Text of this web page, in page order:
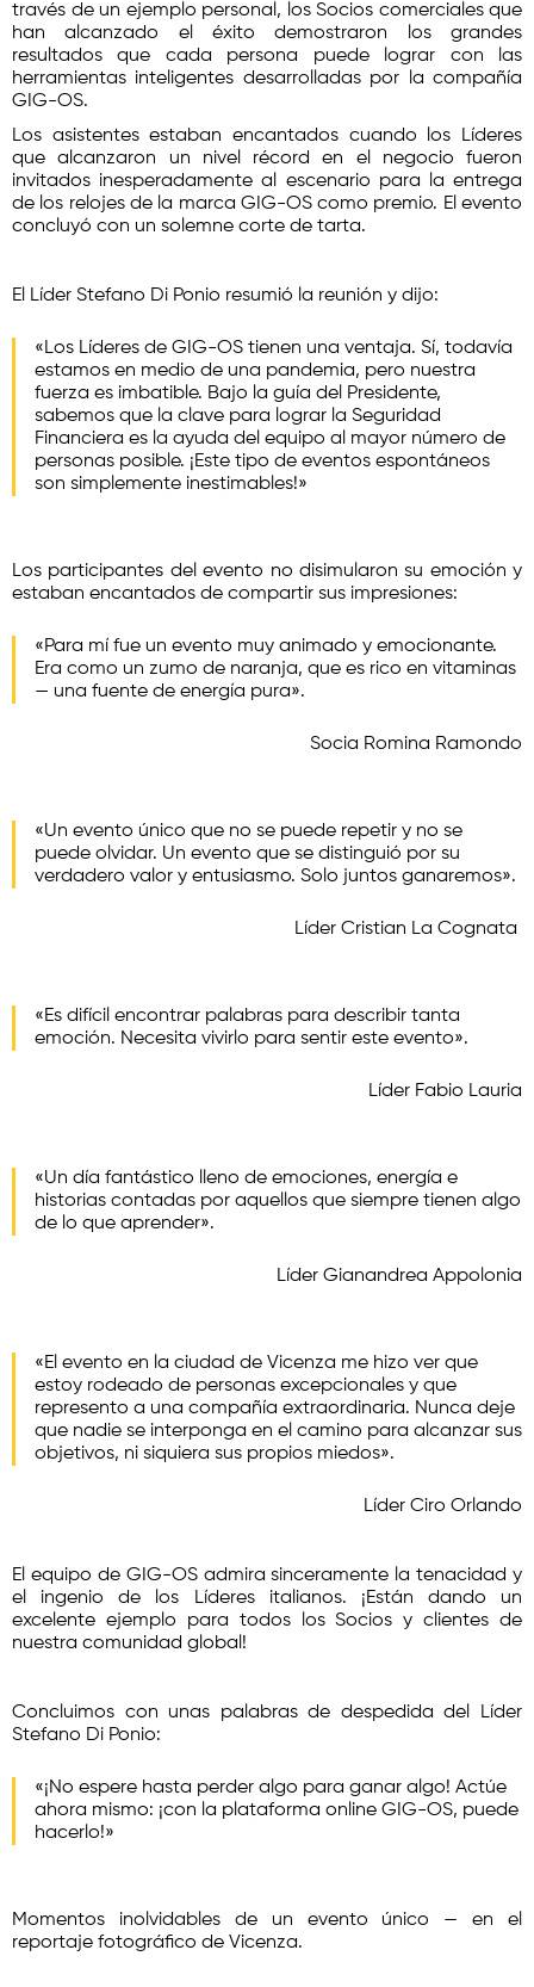
través de un ejemplo personal, los Socios comerciales que
han alcanzado el éxito demostraron los grandes
resultados que cada persona puede lograr con las
herramientas inteligentes desarrolladas por la compañía
GIG-OS.
Los asistentes estaban encantados cuando los Líderes
que alcanzaron un nivel récord en el negocio fueron
invitados inesperadamente al escenario para la entrega
de los relojes de la marca GIG-OS como premio. El evento
concluyó con un solemne corte de tarta.
El Líder Stefano Di Ponio resumió la reunión y dijo:
«Los Líderes de GIG-OS tienen una ventaja. Sí, todavía
estamos en medio de una pandemia, pero nuestra
fuerza es imbatible. Bajo la guía del Presidente,
sabemos que la clave para lograr la Seguridad
Financiera es la ayuda del equipo al mayor número de
personas posible. ¡Este tipo de eventos espontáneos
son simplemente inestimables!»
Los participantes del evento no disimularon su emoción y
estaban encantados de compartir sus impresiones:
«Para mí fue un evento muy animado y emocionante.
Era como un zumo de naranja, que es rico en vitaminas
— una fuente de energía pura».
Socia Romina Ramondo
«Un evento único que no se puede repetir y no se
puede olvidar. Un evento que se distinguió por su
verdadero valor y entusiasmo. Solo juntos ganaremos».
Líder Cristian La Cognata
«Es difícil encontrar palabras para describir tanta
emoción. Necesita vivirlo para sentir este evento».
Líder Fabio Lauria
«Un día fantástico lleno de emociones, energía e
historias contadas por aquellos que siempre tienen algo
de lo que aprender».
Líder Gianandrea Appolonia
«El evento en la ciudad de Vicenza me hizo ver que
estoy rodeado de personas excepcionales y que
represento a una compañía extraordinaria. Nunca deje
que nadie se interponga en el camino para alcanzar sus
objetivos, ni siquiera sus propios miedos».
Líder Ciro Orlando
El equipo de GIG-OS admira sinceramente la tenacidad y
el ingenio de los Líderes italianos. ¡Están dando un
excelente ejemplo para todos los Socios y clientes de
nuestra comunidad global!
Concluimos con unas palabras de despedida del Líder
Stefano Di Ponio:
«¡No espere hasta perder algo para ganar algo! Actúe
ahora mismo: ¡con la plataforma online GIG-OS, puede
hacerlo!»
Momentos inolvidables de un evento único — en el
reportaje fotográfico de Vicenza.